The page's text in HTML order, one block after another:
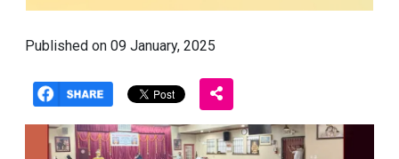
Published on 09 January, 2025